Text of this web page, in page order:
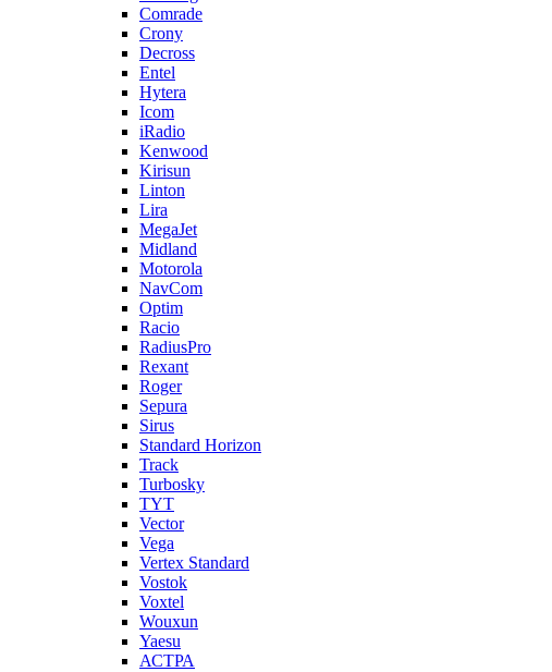
Comrade
Crony
Decross
Entel
Hytera
Icom
iRadio
Kenwood
Kirisun
Linton
Lira
MegaJet
Midland
Motorola
NavCom
Optim
Racio
RadiusPro
Rexant
Roger
Sepura
Sirus
Standard Horizon
Track
Turbosky
TYT
Vector
Vega
Vertex Standard
Vostok
Voxtel
Wouxun
Yaesu
АСТРА